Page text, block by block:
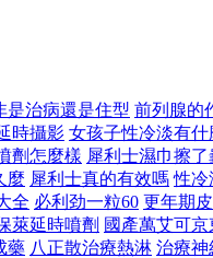
是治病還是住型 前列腺的
時攝影 女孩子性冷淡有什
劑怎麼樣 犀利士濕巾擦
麼 犀利士真的有效嗎 性冷
全 必利劲一粒60 更年期
萊延時噴劑 國產萬艾可
藥 八正散治療熱淋 治療神